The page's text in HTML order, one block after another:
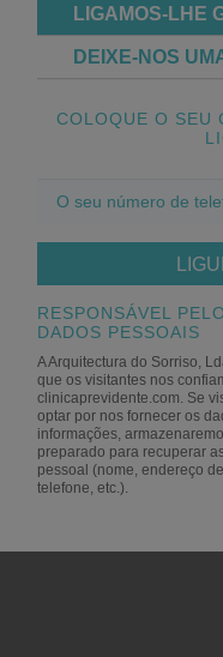
LIGAMOS-LHE
DEIXE-NOS
COLOQUE O SEU
de
telefone
RESPONSÁVEL
DADOS PESSOAIS
A Arquitectura do Sorriso,
que os visitantes nos
clinicaprevidente.com. Se
optar por nos fornecer os
informações,
preparado para recuperar
pessoal (nome, endereço
telefone, etc.).